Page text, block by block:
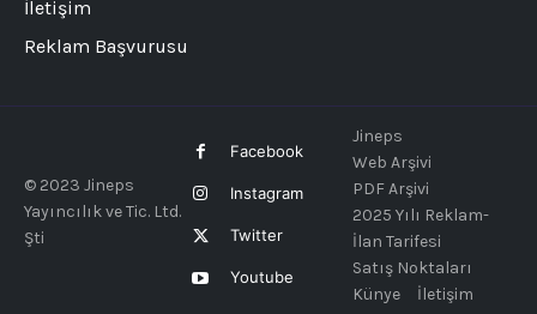
İletişim
Reklam Başvurusu
© 2023 Jineps
Yayıncılık ve Tic. Ltd.
Şti
Facebook
Instagram
Twitter
Youtube
Jineps
Web Arşivi
PDF Arşivi
2025 Yılı Reklam-
İlan Tarifesi
Satış Noktaları
Künye
İletişim